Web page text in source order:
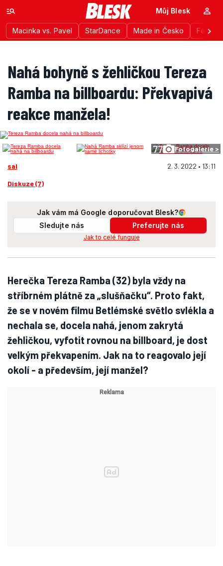
Macinka vs. Pavel StarDance Made in Česko
Můj Blesk
Nahá bohyně s žehličkou Tereza
Ramba na billboardu: Překvapivá
reakce manžela!
77 Fotogalerie >
sal 2. 3. 2022 • 13:11
Diskuze (7)
Jak vám má Google doporučovat Blesk?
Sledujte nás
Preferujte nás
Jak to celé funguje
Herečka Tereza Ramba (32) byla vždy na
stříbrném plátně za „slušňačku“. Proto fakt,
že se v novém filmu Betlémské světlo svlékla a
nechala se, docela nahá, jenom zakrytá
žehličkou, vyfotit rovnou na billboard, je dost
velkým překvapením. Jak na to reagovalo její
okolí - a především, její manžel?